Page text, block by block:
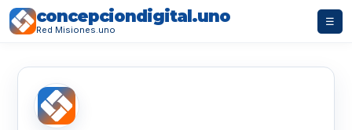
concepciondigital.uno
Red Misiones.uno
☰